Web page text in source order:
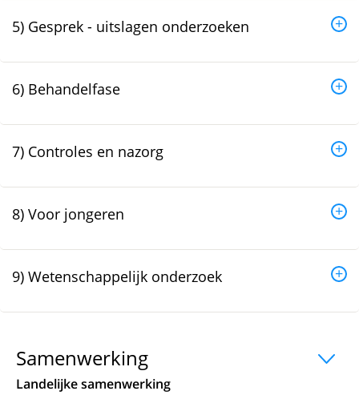
5) Gesprek - uitslagen onderzoeken
6) Behandelfase
7) Controles en nazorg
8) Voor jongeren
9) Wetenschappelijk onderzoek
Samenwerking uitklapper, klik om te
Landelijke samenwerking